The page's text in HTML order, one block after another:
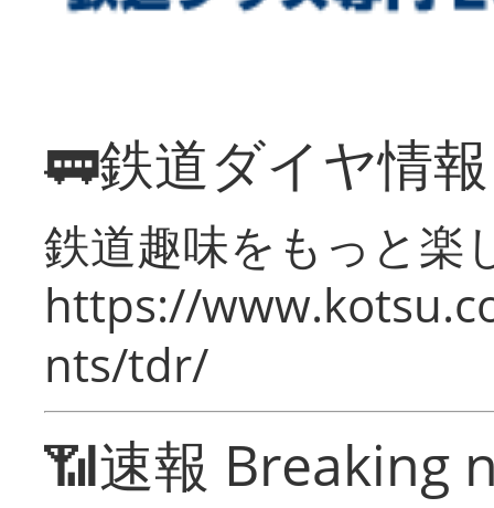
🚃鉄道ダイヤ情
鉄道趣味をもっと楽
https://
nts/tdr/
📶速報 Breaking